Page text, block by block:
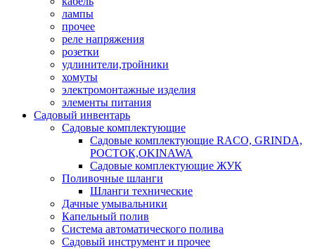
лампы
прочее
реле напряжения
розетки
удлинители,тройники
хомуты
электромонтажные изделия
элементы питания
Садовый инвентарь
Садовые комплектующие
Садовые комплектующие RACO, GRINDA,
РОСТОК,OKINAWA
Садовые комплектующие ЖУК
Поливочные шланги
Шланги технические
Дачные умывальники
Капельный полив
Система автоматического полива
Садовый инструмент и прочее